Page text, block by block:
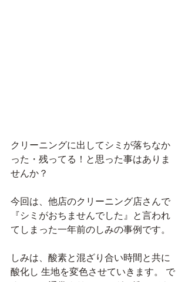
クリーニングに出してシミが落ちなか
った・残ってる！と思った事はありま
せんか？
今回は、他店のクリーニング店さんで
『シミがおちませんでした』と言われ
てしまった一年前のしみの事例です。
しみは、酸素と混ざり合い時間と共に
酸化し 生地を変色させていきます。 で